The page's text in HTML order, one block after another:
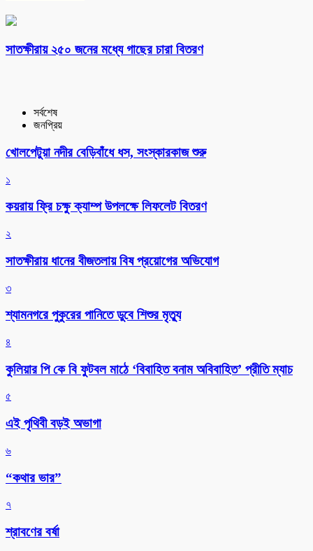
সাতক্ষীরায় ২৫০ জনের মধ্যে গাছের চারা বিতরণ
সর্বশেষ
জনপ্রিয়
খোলপেটুয়া নদীর বেড়িবাঁধে ধস, সংস্কারকাজ শুরু
১
কয়রায় ফ্রি চক্ষু ক্যাম্প উপলক্ষে লিফলেট বিতরণ
২
সাতক্ষীরায় ধানের বীজতলায় বিষ প্রয়োগের অভিযোগ
৩
শ্যামনগরে পুকুরের পানিতে ডুবে শিশুর মৃত্যু
৪
কুলিয়ার পি কে বি ফুটবল মাঠে ‘বিবাহিত বনাম অবিবাহিত’ প্রীতি ম্যাচ
৫
এই পৃথিবী বড়ই অভাগা
৬
“কথার ভার”
৭
শ্রাবণের বর্ষা